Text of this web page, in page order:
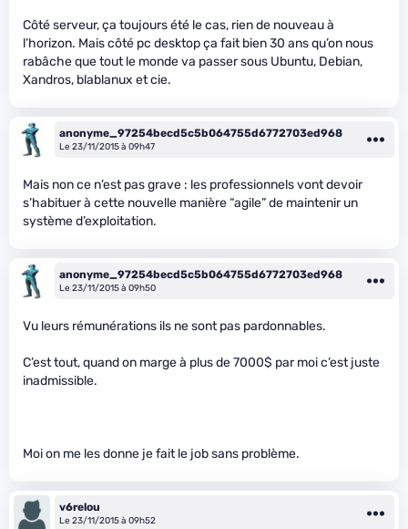
Côté serveur, ça toujours été le cas, rien de nouveau à
l’horizon. Mais côté pc desktop ça fait bien 30 ans qu’on nous
rabâche que tout le monde va passer sous Ubuntu, Debian,
Xandros, blablanux et cie.
anonyme_97254becd5c5b064755d6772703ed968
Le 23/11/2015 à 09h47
Mais non ce n’est pas grave : les professionnels vont devoir
s’habituer à cette nouvelle manière “agile” de maintenir un
système d’exploitation.
anonyme_97254becd5c5b064755d6772703ed968
Le 23/11/2015 à 09h50
Vu leurs rémunérations ils ne sont pas pardonnables.
C’est tout, quand on marge à plus de 7000$ par moi c’est juste
inadmissible.
Moi on me les donne je fait le job sans problème.
v6relou
Le 23/11/2015 à 09h52